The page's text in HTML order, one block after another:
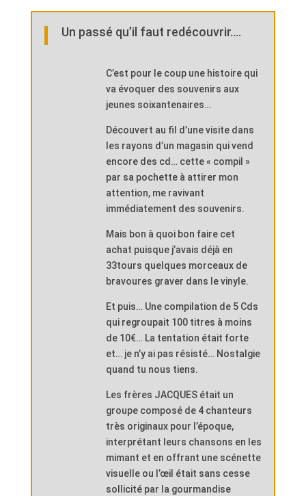
Un passé qu’il faut redécouvrir….
C’est pour le coup une histoire qui
va évoquer des souvenirs aux
jeunes soixantenaires…
Découvert au fil d’une visite dans
les rayons d’un magasin qui vend
encore des cd… cette « compil »
par sa pochette à attirer mon
attention, me ravivant
immédiatement des souvenirs.
Mais bon à quoi bon faire cet
achat puisque j’avais déjà en
33tours quelques morceaux de
bravoures graver dans le vinyle.
Et puis… Une compilation de 5 Cds
qui regroupait 100 titres à moins
de 10€… La tentation était forte
et… je n’y ai pas résisté… Nostalgie
quand tu nous tiens.
Les frères JACQUES était un
groupe composé de 4 chanteurs
très originaux pour l’époque,
interprétant leurs chansons en les
mimant et en offrant une scénette
visuelle ou l’œil était sans cesse
sollicité par la gourmandise